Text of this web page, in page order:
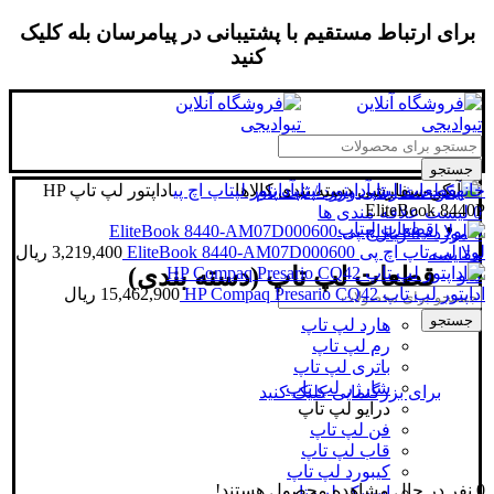
برای ارتباط مستقیم با پشتیبانی در پیامرسان بله کلیک
کنید
جستجو
ورود / ثبت نام
0 لیست علاقه مندی ها
0 مورد/
0 ریال
مقایسه
منو
جستجو
دسته بندی کالاها
قطعات لپتاپ
قطعات لپ تاپ (دسته بندی)
هارد لپ تاپ
رم لپ تاپ
باتری لپ تاپ
شارژر لپ تاپ
درایو لپ تاپ
فن لپ تاپ
قاب لپ تاپ
کیبورد لپ تاپ
خانهقطعات لپتاپآداپتور لپتاپآداپتور لپتاپ اچ پی
اداپتور لپ تاپ HP
EliteBook 8440P
لولا لپ تاپ اچ پی EliteBook 8440-AM07D000600 3,219,400 ریال
اداپتور لپ تاپ HP Compaq Presario CQ42 15,462,900 ریال
برای بزرگنمایی کلیک کنید